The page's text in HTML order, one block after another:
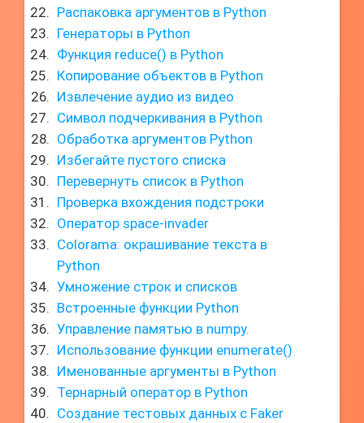
Распаковка аргументов в Python
Генераторы в Python
Функция reduce() в Python
Копирование объектов в Python
Извлечение аудио из видео
Символ подчеркивания в Python
Обработка аргументов Python
Избегайте пустого списка
Перевернуть список в Python
Проверка вхождения подстроки
Оператор space-invader
Colorama: окрашивание текста в
Python
Умножение строк и списков
Встроенные функции Python
Управление памятью в numpy.
Использование функции enumerate()
Именованные аргументы в Python
Тернарный оператор в Python
Создание тестовых данных с Faker